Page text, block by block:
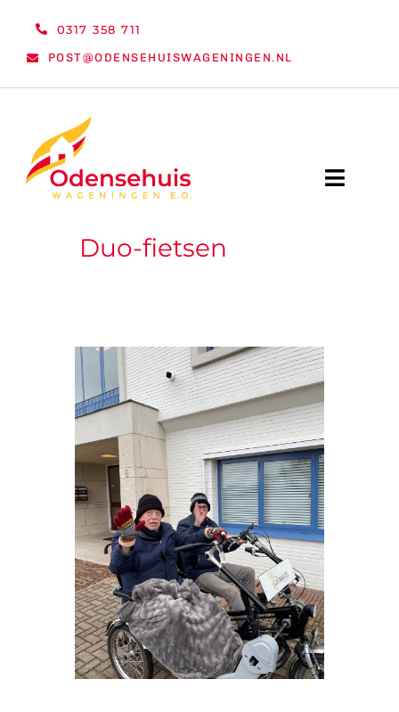
0317 358 711
POST@ODENSEHUISWAGENINGEN.NL
Toggle
WELKOM
ORGANISATIE
VRIJWILLIGERS & STAGIAIRES
CONTACT
Duo-fietsen